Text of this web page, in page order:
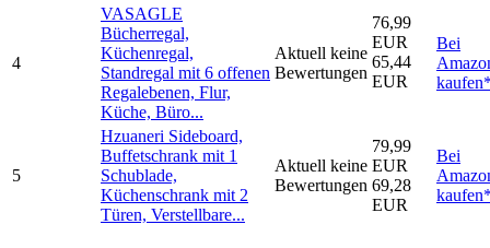
4
VASAGLE
Bücherregal,
Küchenregal,
Standregal mit 6 offenen
Regalebenen, Flur,
Küche, Büro...
Aktuell keine
Bewertungen
76,99
EUR
65,44
EUR
Bei
5
Hzuaneri Sideboard,
Buffetschrank mit 1
Schublade,
Küchenschrank mit 2
Türen, Verstellbare...
Aktuell keine
Bewertungen
79,99
EUR
69,28
EUR
Bei